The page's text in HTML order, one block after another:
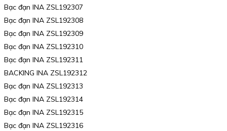
Bạc đạn INA ZSL192307
Bạc đạn INA ZSL192308
Bạc đạn INA ZSL192309
Bạc đạn INA ZSL192310
Bạc đạn INA ZSL192311
BACKING INA ZSL192312
Bạc đạn INA ZSL192313
Bạc đạn INA ZSL192314
Bạc đạn INA ZSL192315
Bạc đạn INA ZSL192316